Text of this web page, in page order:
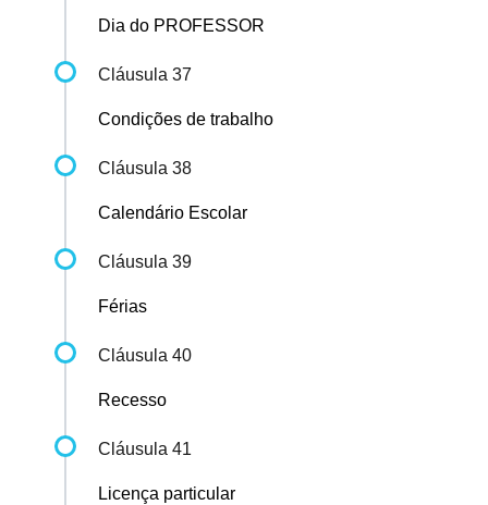
Dia do PROFESSOR
Cláusula 37
Condições de trabalho
Cláusula 38
Calendário Escolar
Cláusula 39
Férias
Cláusula 40
Recesso
Cláusula 41
Licença particular